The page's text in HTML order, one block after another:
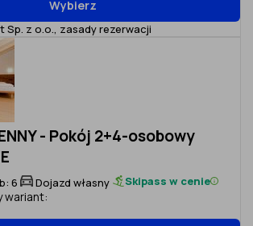
Wybierz
Sp. z o.o., zasady rezerwacji
- Pokój 2+4-osobowy
6 Dojazd własny Skipass w cenie
wariant: